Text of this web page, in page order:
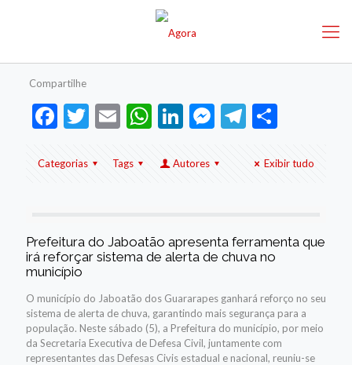
Compartilhe
Facebook
Twitter
EmailWhatsApp
LinkedIn
Messenger
Telegram
Share
Categorias Tags Autores Exibir tudo
Prefeitura do Jaboatão apresenta ferramenta que
irá reforçar sistema de alerta de chuva no
município
O município do Jaboatão dos Guararapes ganhará reforço no seu
sistema de alerta de chuva, garantindo mais segurança para a
população. Neste sábado (5), a Prefeitura do município, por meio
da Secretaria Executiva de Defesa Civil, juntamente com
representantes das Defesas Civis estadual e nacional, reuniu-se